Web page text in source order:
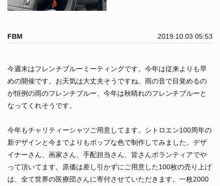
FBM 2019.10.03 05:53
今週末はフレンチブルーミーティングです。今年は従来よりも早
めの開催です。お天気は大丈夫そうですね。雨の音で目覚めるの
が恒例の雨のフレンチブルー、今年は秋晴れのフレンチブルーと
なってくれそうです。
今年もチャリティーシャツご用意してます。シトロエン100周年の
新デザインと今までよりもポップな色で制作してみました。デザ
イナーさん、画家さん、手配担当さん、皆さんボランティアでや
って頂いてます。原価は差し引かずにご用意した100枚の売り上げ
は、全て世界の医療団さんに寄付させていただきます。一枚2000